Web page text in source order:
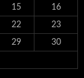
15 16
22 23
29 30